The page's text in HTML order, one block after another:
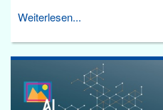
Weiterlesen...